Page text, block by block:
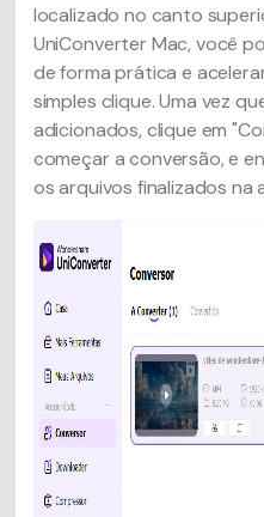
localizado no canto
UniConverter Mac, você
de forma prática e
simples clique. Uma vez
adicionados, clique em
começar a conversão, e
os arquivos finalizados na